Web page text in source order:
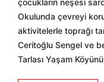
çocukların neşesi
Okulunda çevreyi
aktivitelerle toprağı
Ceritoğlu Sengel ve
Tarlası Yaşam